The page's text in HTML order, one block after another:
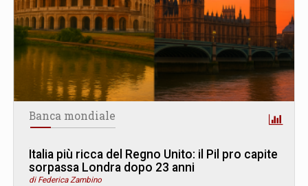
Banca mondiale
Italia più ricca del Regno Unito: il Pil pro capite
sorpassa Londra dopo 23 anni
di Federica Zambino